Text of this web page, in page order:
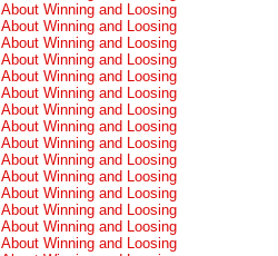
About Winning and Loosing
About Winning and Loosing
About Winning and Loosing
About Winning and Loosing
About Winning and Loosing
About Winning and Loosing
About Winning and Loosing
About Winning and Loosing
About Winning and Loosing
About Winning and Loosing
About Winning and Loosing
About Winning and Loosing
About Winning and Loosing
About Winning and Loosing
About Winning and Loosing